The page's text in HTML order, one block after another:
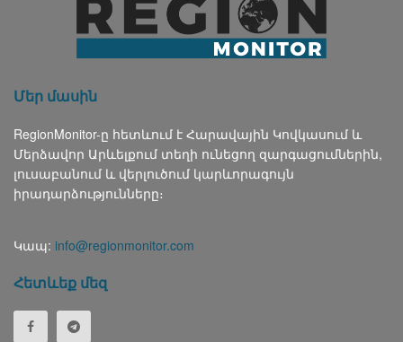
Մեր մասին
RegionMonitor-ը հետևում է Հարավային Կովկասում և
Մերձավոր Արևելքում տեղի ունեցող զարգացումներին,
լուսաբանում և վերլուծում կարևորագույն
իրադարձությունները։
Կապ: info@regionmonitor.com
Հետևեք մեզ